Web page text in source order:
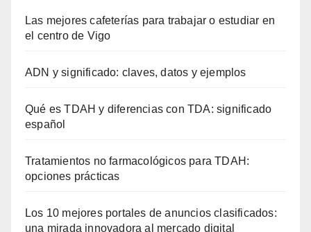
Las mejores cafeterías para trabajar o estudiar en
el centro de Vigo
ADN y significado: claves, datos y ejemplos
Qué es TDAH y diferencias con TDA: significado
español
Tratamientos no farmacológicos para TDAH:
opciones prácticas
Los 10 mejores portales de anuncios clasificados:
una mirada innovadora al mercado digital